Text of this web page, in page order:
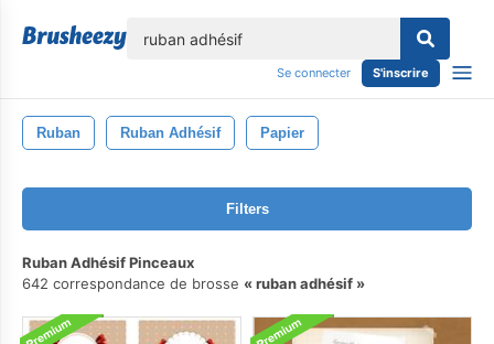
Se connecter S'inscrire
Ruban Ruban Adhésif Papier
Filters
Ruban Adhésif Pinceaux
642 correspondance de brosse
ruban adhésif